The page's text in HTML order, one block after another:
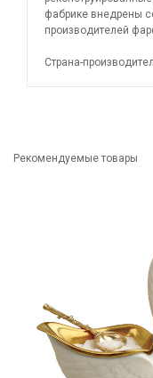
фабрике внедрены
производителей
Страна-
Рекомендуемые товары